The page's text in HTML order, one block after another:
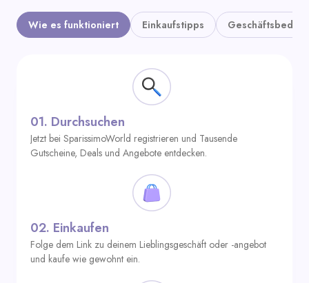
Wie es funktioniert Einkaufstipps
01. Durchsuchen
Jetzt bei SparissimoWorld registrieren und Tausende
Gutscheine, Deals und Angebote entdecken.
02. Einkaufen
Folge dem Link zu deinem Lieblingsgeschäft oder -angebot
und kaufe wie gewohnt ein.